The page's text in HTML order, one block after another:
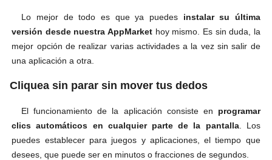
Lo mejor de todo es que ya puedes instalar su última
versión desde nuestra AppMarket hoy mismo. Es sin duda, la
mejor opción de realizar varias actividades a la vez sin salir de
una aplicación a otra.
Cliquea sin parar sin mover tus dedos
El funcionamiento de la aplicación consiste en programar
clics automáticos en cualquier parte de la pantalla. Los
puedes establecer para juegos y aplicaciones, el tiempo que
desees, que puede ser en minutos o fracciones de segundos.